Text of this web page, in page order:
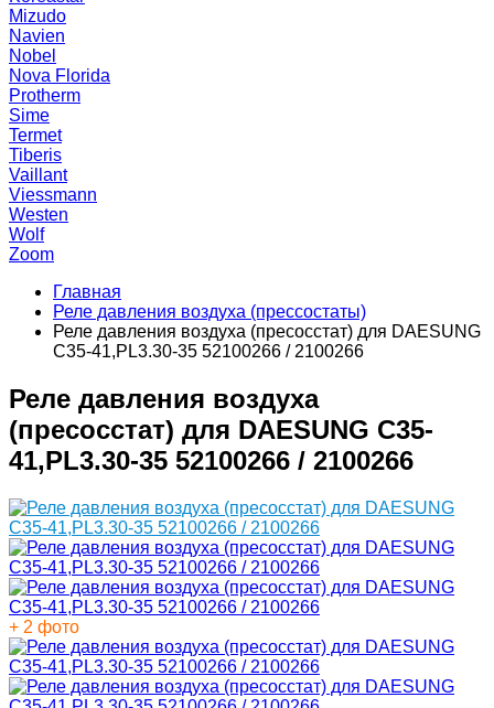
Mizudо
Navien
Nobel
Nova Florida
Protherm
Sime
Termet
Tiberis
Vaillant
Viessmann
Westen
Wolf
Zoom
Главная
Реле давления воздуха (прессостаты)
Реле давления воздуха (пресосстат) для DAESUNG
C35-41,PL3.30-35 52100266 / 2100266
Реле давления воздуха
(пресосстат) для DAESUNG C35-
41,PL3.30-35 52100266 / 2100266
+ 2 фото